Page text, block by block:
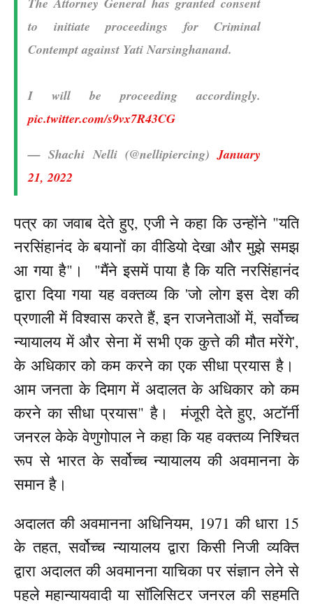
to initiate proceedings for Criminal
Contempt against Yati Narsinghanand.
I will be proceeding accordingly.
pic.twitter.com/s9vx7R43CG
— Shachi Nelli (@nellipiercing)January
21, 2022
पत्र का जवाब देते हुए, एजी ने कहा कि उन्होंने "यति
नरसिंहानंद के बयानों का वीडियो देखा और मुझे समझ
आ गया है"। "मैंने इसमें पाया है कि यति नरसिंहानंद
द्वारा दिया गया यह वक्तव्य कि 'जो लोग इस देश की
प्रणाली में विश्वास करते हैं, इन राजनेताओं में, सर्वोच्च
न्यायालय में और सेना में सभी एक कुत्ते की मौत मरेंगे',
के अधिकार को कम करने का एक सीधा प्रयास है।
आम जनता के दिमाग में अदालत के अधिकार को कम
करने का सीधा प्रयास" है। मंजूरी देते हुए, अटॉर्नी
जनरल केके वेणुगोपाल ने कहा कि यह वक्तव्य निश्चित
रूप से भारत के सर्वोच्च न्यायालय की अवमानना ​​के
समान है।
अदालत की अवमानना ​​अधिनियम, 1971 की धारा 15
के तहत, सर्वोच्च न्यायालय द्वारा किसी निजी व्यक्ति
द्वारा अदालत की अवमानना ​​याचिका पर संज्ञान लेने से
पहले महान्यायवादी या सॉलिसिटर जनरल की सहमति